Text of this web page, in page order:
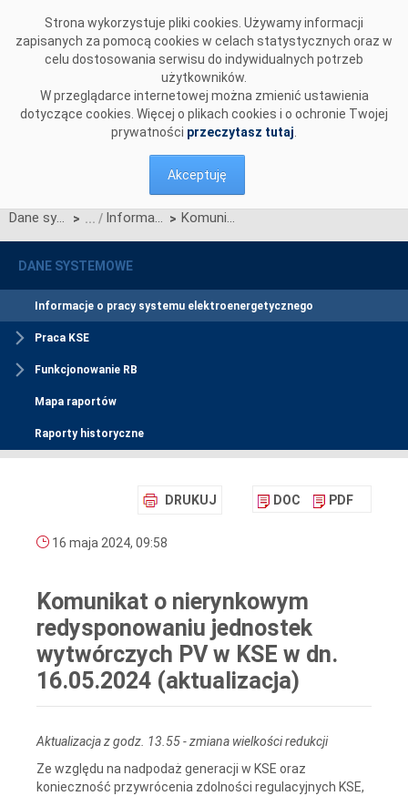
Strona wykorzystuje pliki cookies. Używamy informacji
zapisanych za pomocą cookies w celach statystycznych oraz w
celu dostosowania serwisu do indywidualnych potrzeb
użytkowników.
W przeglądarce internetowej można zmienić ustawienia
dotyczące cookies. Więcej o plikach cookies i o ochronie Twojej
prywatności przeczytasz tutaj
Akceptuję
Dane systemowe > Informacje o pracy systemu elektroenergetycznego > Komunikat o nierynkowym redysponowaniu jednostek wytwórczych PV w KSE w dn. 16.05.2024 (aktualizacja)
DANE SYSTEMOWE
Informacje o pracy systemu elektroenergetycznego
Praca KSE
Funkcjonowanie RB
Mapa raportów
Raporty historyczne
DRUKUJ DOC PDF
16 maja 2024, 09:58
Komunikat o nierynkowym
redysponowaniu jednostek
wytwórczych PV w KSE w dn.
16.05.2024 (aktualizacja)
Aktualizacja z godz. 13.55 - zmiana wielkości redukcji
Ze względu na nadpodaż generacji w KSE oraz
konieczność przywrócenia zdolności regulacyjnych KSE,